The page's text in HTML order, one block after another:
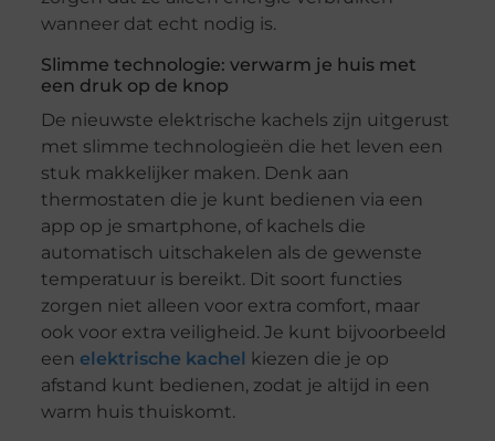
wanneer dat echt nodig is.
Slimme technologie: verwarm je huis met
een druk op de knop
De nieuwste elektrische kachels zijn uitgerust
met slimme technologieën die het leven een
stuk makkelijker maken. Denk aan
thermostaten die je kunt bedienen via een
app op je smartphone, of kachels die
automatisch uitschakelen als de gewenste
temperatuur is bereikt. Dit soort functies
zorgen niet alleen voor extra comfort, maar
ook voor extra veiligheid. Je kunt bijvoorbeeld
een elektrische kachel kiezen die je op
afstand kunt bedienen, zodat je altijd in een
warm huis thuiskomt.